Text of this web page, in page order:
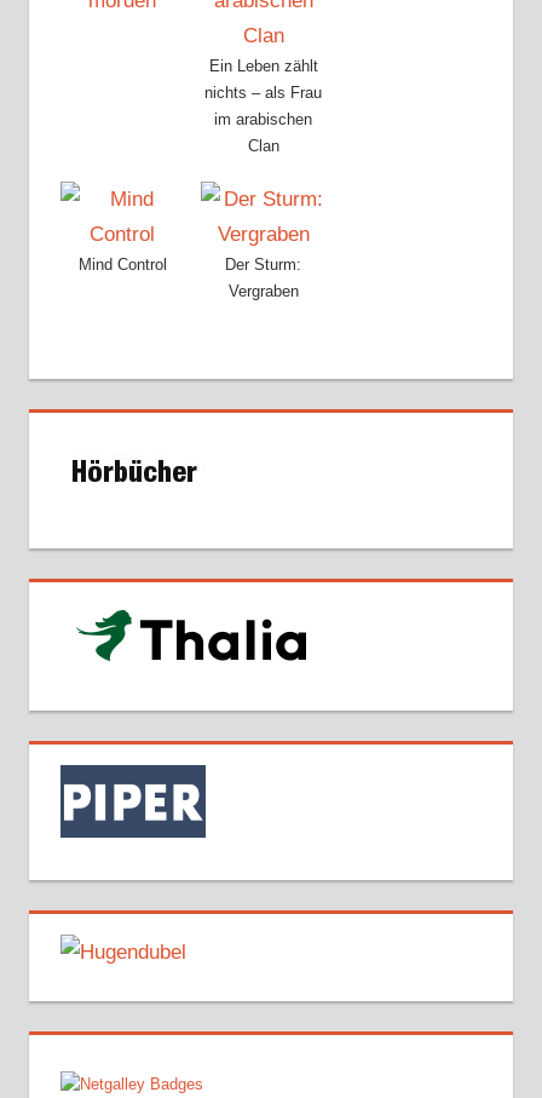
Ein Leben zählt
nichts – als Frau
im arabischen
Clan
Mind Control
Der Sturm:
Vergraben